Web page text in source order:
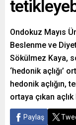
Ondokuz Mayıs
Beslenme ve
Sökülmez Kaya,
‘hedonik açlığı’
hedonik açlığın,
ortaya çıkan
Paylaş